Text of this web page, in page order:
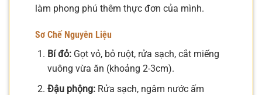
làm phong phú thêm thực đơn của mình.
Sơ Chế Nguyên Liệu
Bí đỏ:Gọt vỏ, bỏ ruột, rửa sạch, cắt miếng
vuông vừa ăn (khoảng 2-3cm).
Đậu phộng:Rửa sạch, ngâm nước ấm